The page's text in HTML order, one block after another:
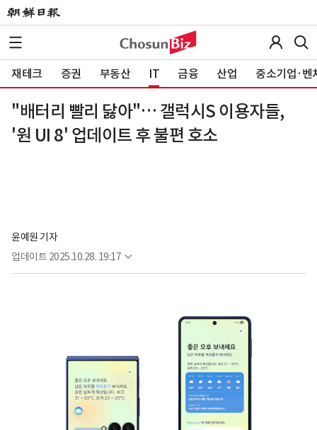
재테크 증권 부동산 IT 금융 산업 중소기업·벤
"배터리 빨리 닳아"… 갤럭시S 이용자들,
'원 UI 8' 업데이트 후 불편 호소
윤예원 기자
업데이트 2025.10.28. 19:17